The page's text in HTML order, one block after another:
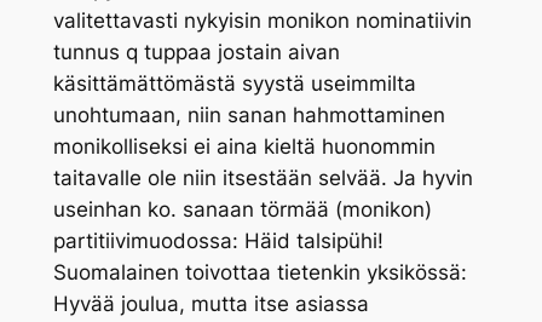
valitettavasti nykyisin monikon nominatiivin
tunnus q tuppaa jostain aivan
käsittämättömästä syystä useimmilta
unohtumaan, niin sanan hahmottaminen
monikolliseksi ei aina kieltä huonommin
taitavalle ole niin itsestään selvää. Ja hyvin
useinhan ko. sanaan törmää (monikon)
partitiivimuodossa: Häid talsipühi!
Suomalainen toivottaa tietenkin yksikössä:
Hyvää joulua, mutta itse asiassa